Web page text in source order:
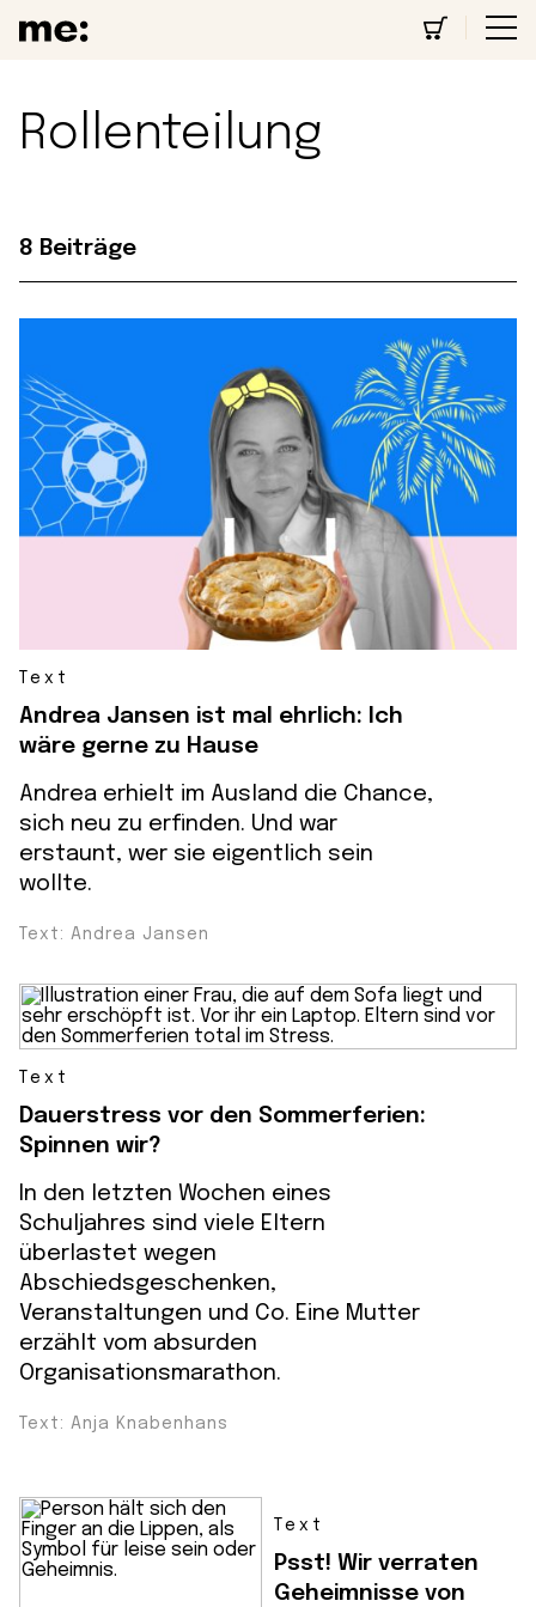
Rollenteilung
8 Beiträge
Text
Andrea Jansen ist mal ehrlich: Ich
wäre gerne zu Hause
Andrea erhielt im Ausland die Chance,
sich neu zu erfinden. Und war
erstaunt, wer sie eigentlich sein
wollte.
Text: Andrea Jansen
Text
Dauerstress vor den Sommerferien:
Spinnen wir?
In den letzten Wochen eines
Schuljahres sind viele Eltern
überlastet wegen
Abschiedsgeschenken,
Veranstaltungen und Co. Eine Mutter
erzählt vom absurden
Organisationsmarathon.
Text: Anja Knabenhans
Text
Psst! Wir verraten
Geheimnisse von